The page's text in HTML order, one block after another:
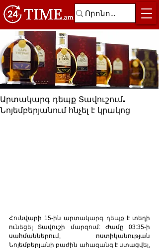
Արտակարգ դեպք Տավուշում.
Նոյեմբերյանում հնչել է կրակոց
Հունվարի 15-ին արտակարգ դեպք է տեղի
ունեցել Տավուշի մարզում: Ժամը 03:35-ի
սահմաններում, ոստիկանության
Նոյեմբերյանի բաժին ահազանգ է ստացվել,